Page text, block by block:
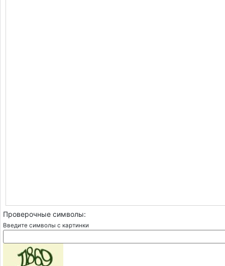
Проверочные символы:
Введите символы с картинки